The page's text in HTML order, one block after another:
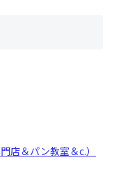
＆パン教室＆c.）